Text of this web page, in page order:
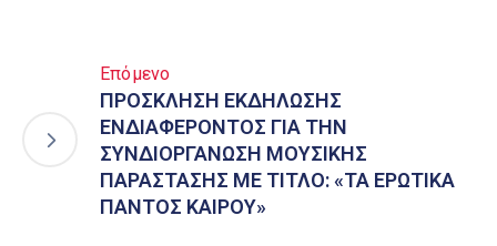
Επόμενο
ΠΡΟΣΚΛΗΣΗ ΕΚΔΗΛΩΣΗΣ
ΕΝΔΙΑΦΕΡΟΝΤΟΣ ΓΙΑ ΤΗΝ
ΣΥΝΔΙΟΡΓΑΝΩΣΗ ΜΟΥΣΙΚΗΣ
ΠΑΡΑΣΤΑΣΗΣ ΜΕ ΤΙΤΛΟ: «ΤΑ ΕΡΩΤΙΚΑ
ΠΑΝΤΟΣ ΚΑΙΡΟΥ»